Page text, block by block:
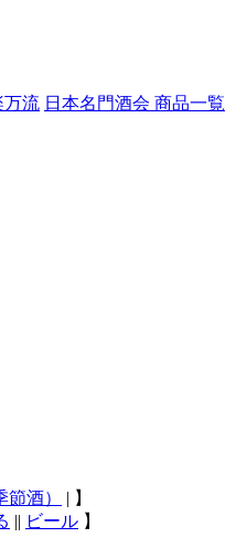
万流 日本名門酒会 商品一覧
酒）
| 】
|| ビール 】